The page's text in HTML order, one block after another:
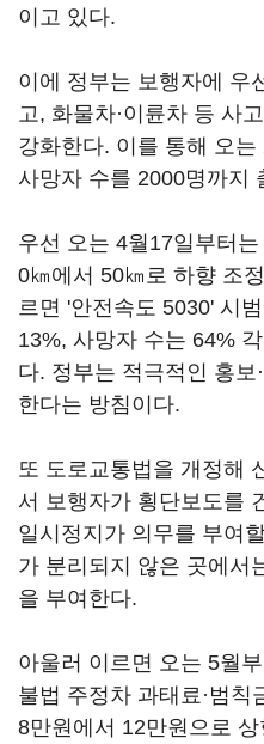
이고 있다.
이에 정부는 보행자에 우
고, 화물차·이륜차 등 사
강화한다. 이를 통해 오
사망자 수를 2000명까지
우선 오는 4월17일부터
0㎞에서 50㎞로 하향 조
르면 '안전속도 5030' 시
13%, 사망자 수는 64%
다. 정부는 적극적인 홍보
한다는 방침이다.
또 도로교통법을 개정해
서 보행자가 횡단보도를
일시정지가 의무를 부여
가 분리되지 않은 곳에서
을 부여한다.
아울러 이르면 오는 5월
불법 주정차 과태료·범칙
8만원에서 12만원으로 상